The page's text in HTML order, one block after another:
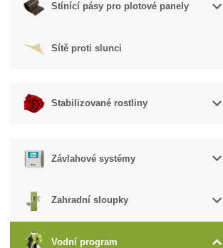
Stínící pásy pro plotové panely
Sítě proti slunci
Stabilizované rostliny
Závlahové systémy
Zahradní sloupky
Vodní program